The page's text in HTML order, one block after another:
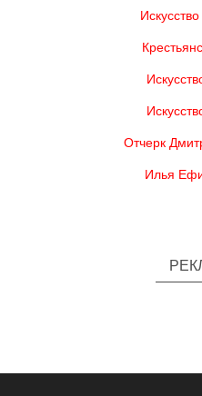
Отчерк
Илья